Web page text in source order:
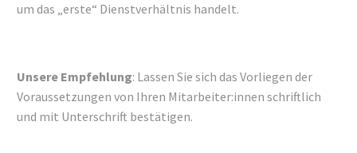
um das „erste“ Dienstverhältnis handelt.
Unsere Empfehlung: Lassen Sie sich das Vorliegen der
Voraussetzungen von Ihren Mitarbeiter:innen schriftlich
und mit Unterschrift bestätigen.